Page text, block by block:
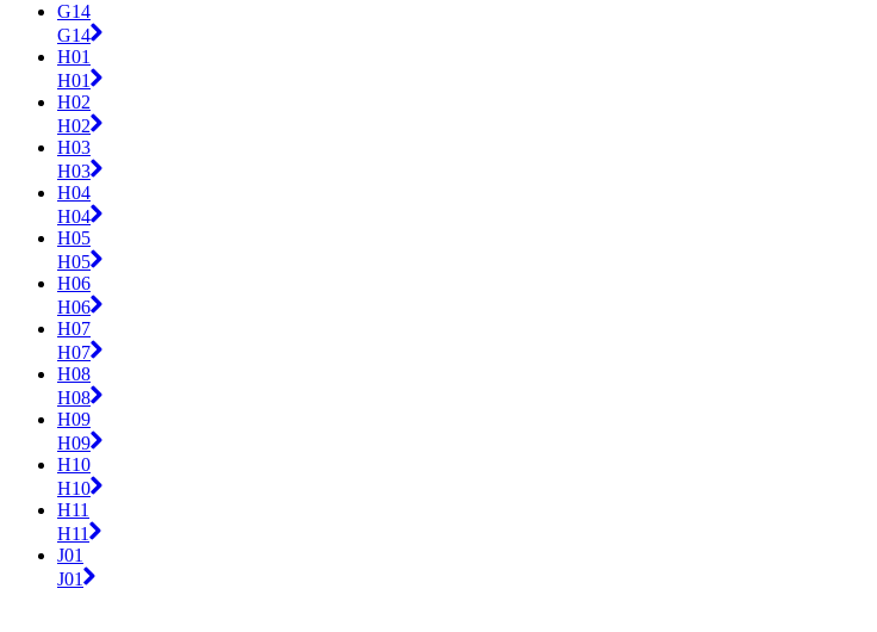
G14
G14
H01
H01
H02
H02
H03
H03
H04
H04
H05
H05
H06
H06
H07
H07
H08
H08
H09
H09
H10
H10
H11
H11
J01
J01